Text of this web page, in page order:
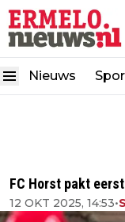
Nieuws
FC Horst pakt
12 OKT 2025, 14:53•